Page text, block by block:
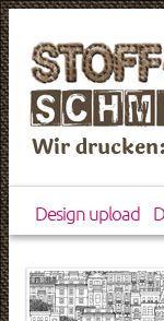
Wir
Design upload